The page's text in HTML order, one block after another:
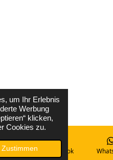
um Ihr Erlebnis
Werbung
klicken,
Cookies zu.
Zustimmen
Karte Facebook